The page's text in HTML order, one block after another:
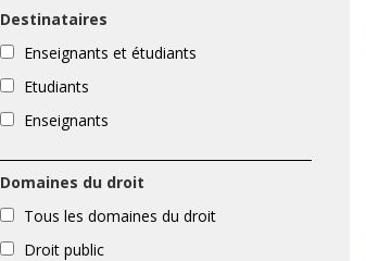
Destinataires
Enseignants et étudiants
Etudiants
Enseignants
Domaines du droit
Tous les domaines du droit
Droit public